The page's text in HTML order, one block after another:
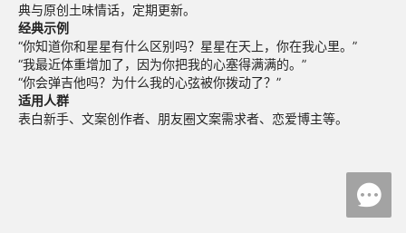
典与原创土味情话，定期更新。
经典示例
“你知道你和星星有什么区别吗？星星在天上，你在我心里。”
“我最近体重增加了，因为你把我的心塞得满满的。”
“你会弹吉他吗？为什么我的心弦被你拨动了？”
适用人群
表白新手、文案创作者、朋友圈文案需求者、恋爱博主等。